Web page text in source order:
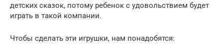
детских сказок, потому ребенок с удовольствием будет
играть в такой компании.
Чтобы сделать эти игрушки, нам понадобятся: